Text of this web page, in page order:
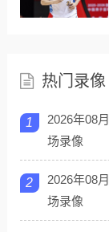
热门录像
1
2026年08
场录像
2
2026年08
场录像